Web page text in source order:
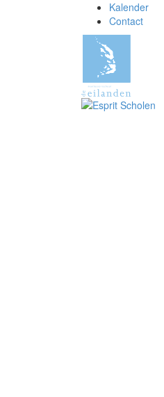
Kalender
Contact